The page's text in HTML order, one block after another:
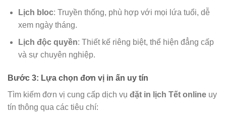
Lịch bloc: Truyền thống, phù hợp với mọi lứa tuổi, dễ
xem ngày tháng.
Lịch độc quyền: Thiết kế riêng biệt, thể hiện đẳng cấp
và sự chuyên nghiệp.
Bước 3: Lựa chọn đơn vị in ấn uy tín
Tìm kiếm đơn vị cung cấp dịch vụ đặt in lịch Tết online uy
tín thông qua các tiêu chí: